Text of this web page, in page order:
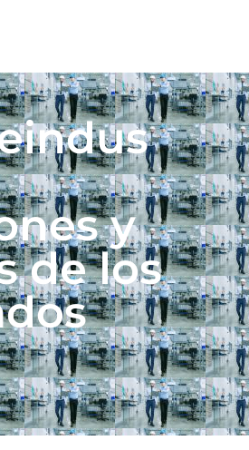
y
de los